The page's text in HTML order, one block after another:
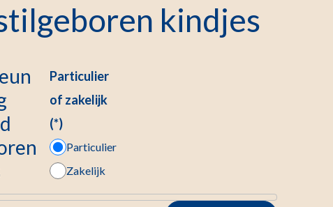
kindjes
Particulier
of zakelijk
Particulier
Zakelijk